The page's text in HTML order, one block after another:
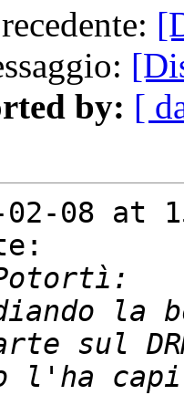
by: [
02-08 at
la
l'ha